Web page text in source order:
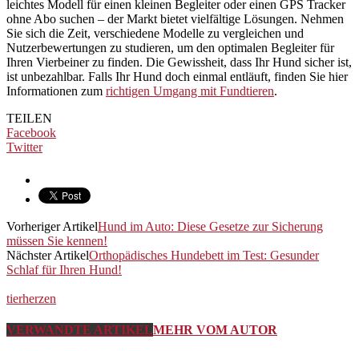
leichtes Modell für einen kleinen Begleiter oder einen GPS Tracker
ohne Abo suchen – der Markt bietet vielfältige Lösungen. Nehmen
Sie sich die Zeit, verschiedene Modelle zu vergleichen und
Nutzerbewertungen zu studieren, um den optimalen Begleiter für
Ihren Vierbeiner zu finden. Die Gewissheit, dass Ihr Hund sicher ist,
ist unbezahlbar. Falls Ihr Hund doch einmal entläuft, finden Sie hier
Informationen zum richtigen Umgang mit Fundtieren.
TEILEN
Facebook
Twitter
Vorheriger ArtikelHund im Auto: Diese Gesetze zur Sicherung
müssen Sie kennen!
Nächster ArtikelOrthopädisches Hundebett im Test: Gesunder
Schlaf für Ihren Hund!
tierherzen
VERWANDTE ARTIKELMEHR VOM AUTOR